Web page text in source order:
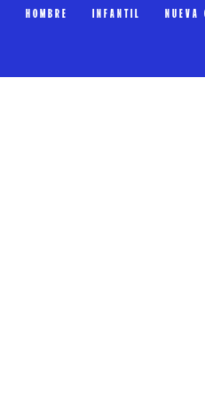
HOMBRE INFANTIL NUEVA